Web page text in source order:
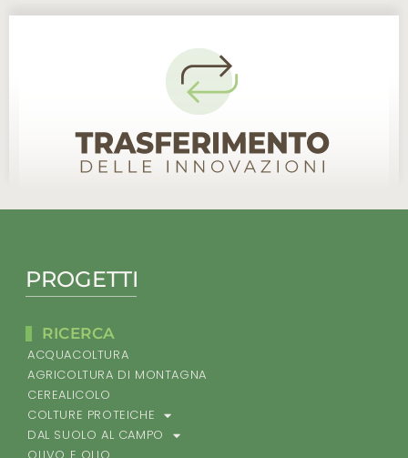
PROGETTI
RICERCA
ACQUACOLTURA
AGRICOLTURA DI MONTAGNA
CEREALICOLO
COLTURE PROTEICHE
DAL SUOLO AL CAMPO